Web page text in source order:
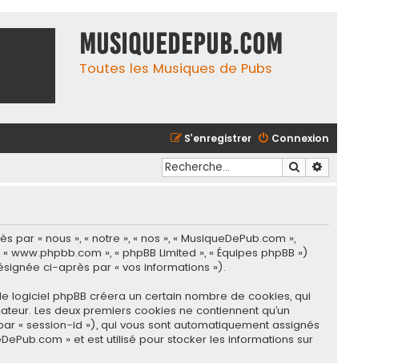
MusiqueDePub.com
Toutes les Musiques de Pubs
Connexion
S’enregistrer
Rechercher
« nous », « notre », « nos », « MusiqueDePub.com »,
», « phpBB Limited », « Équipes phpBB »)
ci-après par « vos informations »).
logiciel phpBB créera un certain nombre de cookies, qui
Les deux premiers cookies ne contiennent qu’un
« session-id »), qui vous sont automatiquement assignés
» et est utilisé pour stocker les informations sur